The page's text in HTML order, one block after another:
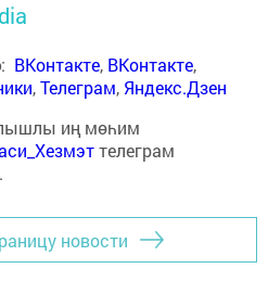
: ВКонтакте, ВКонтакте,
,Телеграм, Яндекс.Дзен
иң мөһим
телеграм
новости